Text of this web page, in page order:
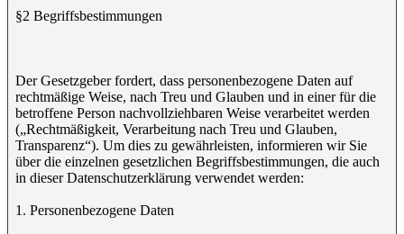
§2 Begriffsbestimmungen
Der Gesetzgeber fordert, dass personenbezogene Daten auf
rechtmäßige Weise, nach Treu und Glauben und in einer für die
betroffene Person nachvollziehbaren Weise verarbeitet werden
(„Rechtmäßigkeit, Verarbeitung nach Treu und Glauben,
Transparenz“). Um dies zu gewährleisten, informieren wir Sie
über die einzelnen gesetzlichen Begriffsbestimmungen, die auch
in dieser Datenschutzerklärung verwendet werden:
1. Personenbezogene Daten